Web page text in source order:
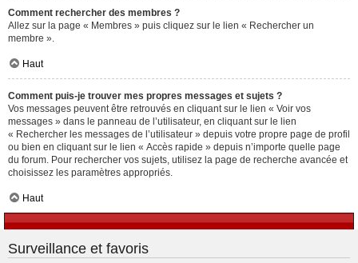
Comment rechercher des membres ?
Allez sur la page « Membres » puis cliquez sur le lien « Rechercher un
membre ».
Haut
Comment puis-je trouver mes propres messages et sujets ?
Vos messages peuvent être retrouvés en cliquant sur le lien « Voir vos
messages » dans le panneau de l’utilisateur, en cliquant sur le lien
« Rechercher les messages de l’utilisateur » depuis votre propre page de profil
ou bien en cliquant sur le lien « Accès rapide » depuis n’importe quelle page
du forum. Pour rechercher vos sujets, utilisez la page de recherche avancée et
choisissez les paramètres appropriés.
Haut
Surveillance et favoris